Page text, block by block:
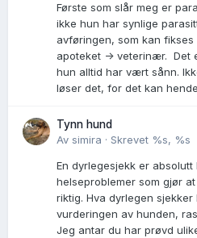
Første som slår meg er
ikke hun har synlige
avføringen, som kan
apoteket -> veterinær. Det
hun alltid har vært sånn.
løser det, for det kan
Tynn hund
Av simira · Skrevet %s, %s
En dyrlegesjekk er absolutt
helseproblemer som gjør
riktig. Hva dyrlegen sjekker
vurderingen av hunden,
Jeg antar du har prøvd